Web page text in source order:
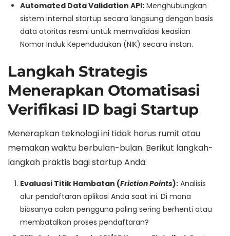
Automated Data Validation API: Menghubungkan
sistem internal startup secara langsung dengan basis
data otoritas resmi untuk memvalidasi keaslian
Nomor Induk Kependudukan (NIK) secara instan.
Langkah Strategis
Menerapkan Otomatisasi
Verifikasi ID bagi Startup
Menerapkan teknologi ini tidak harus rumit atau
memakan waktu berbulan-bulan. Berikut langkah-
langkah praktis bagi startup Anda:
Evaluasi Titik Hambatan (Friction Points): Analisis
alur pendaftaran aplikasi Anda saat ini. Di mana
biasanya calon pengguna paling sering berhenti atau
membatalkan proses pendaftaran?